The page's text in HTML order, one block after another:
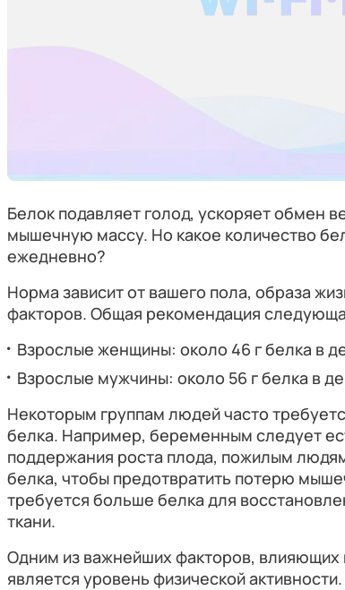
Белок подавляет голод, ускоряет обмен
мышечную массу. Но какое количество
ежедневно?
Норма зависит от вашего пола, образа
факторов. Общая рекомендация
Взрослые женщины: около 46 г белка в
Взрослые мужчины: около 56 г белка в
Некоторым группам людей часто
белка. Например, беременным следует
поддержания роста плода, пожилым
белка, чтобы предотвратить потерю
требуется больше белка для
ткани.
Одним из важнейших факторов, влияющих
является уровень физической активности.